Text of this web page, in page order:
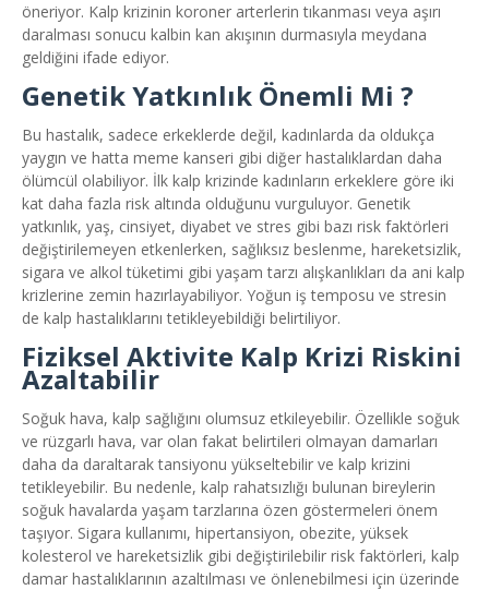
öneriyor. Kalp krizinin koroner arterlerin tıkanması veya aşırı
daralması sonucu kalbin kan akışının durmasıyla meydana
geldiğini ifade ediyor.
Genetik Yatkınlık Önemli Mi ?
Bu hastalık, sadece erkeklerde değil, kadınlarda da oldukça
yaygın ve hatta meme kanseri gibi diğer hastalıklardan daha
ölümcül olabiliyor. İlk kalp krizinde kadınların erkeklere göre iki
kat daha fazla risk altında olduğunu vurguluyor. Genetik
yatkınlık, yaş, cinsiyet, diyabet ve stres gibi bazı risk faktörleri
değiştirilemeyen etkenlerken, sağlıksız beslenme, hareketsizlik,
sigara ve alkol tüketimi gibi yaşam tarzı alışkanlıkları da ani kalp
krizlerine zemin hazırlayabiliyor. Yoğun iş temposu ve stresin
de kalp hastalıklarını tetikleyebildiği belirtiliyor.
Fiziksel Aktivite Kalp Krizi Riskini
Azaltabilir
Soğuk hava, kalp sağlığını olumsuz etkileyebilir. Özellikle soğuk
ve rüzgarlı hava, var olan fakat belirtileri olmayan damarları
daha da daraltarak tansiyonu yükseltebilir ve kalp krizini
tetikleyebilir. Bu nedenle, kalp rahatsızlığı bulunan bireylerin
soğuk havalarda yaşam tarzlarına özen göstermeleri önem
taşıyor. Sigara kullanımı, hipertansiyon, obezite, yüksek
kolesterol ve hareketsizlik gibi değiştirilebilir risk faktörleri, kalp
damar hastalıklarının azaltılması ve önlenebilmesi için üzerinde